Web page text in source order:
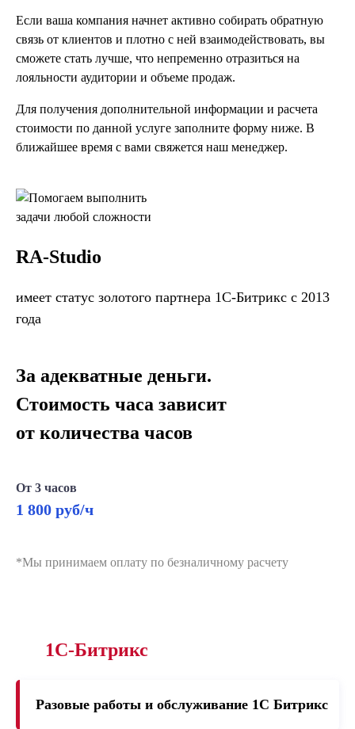
Если ваша компания начнет активно собирать обратную
связь от клиентов и плотно с ней взаимодействовать, вы
сможете стать лучше, что непременно отразиться на
лояльности аудитории и объеме продаж.
Для получения дополнительной информации и расчета
стоимости по данной услуге заполните форму ниже. В
ближайшее время с вами свяжется наш менеджер.
RA-Studio
имеет статус золотого партнера 1С-Битрикс с 2013
года
За адекватные деньги.
Стоимость часа зависит
от количества часов
От 3 часов
1 800 руб/ч
*Мы принимаем оплату по безналичному расчету
1С-Битрикс
Разовые работы и обслуживание 1C Битрикс